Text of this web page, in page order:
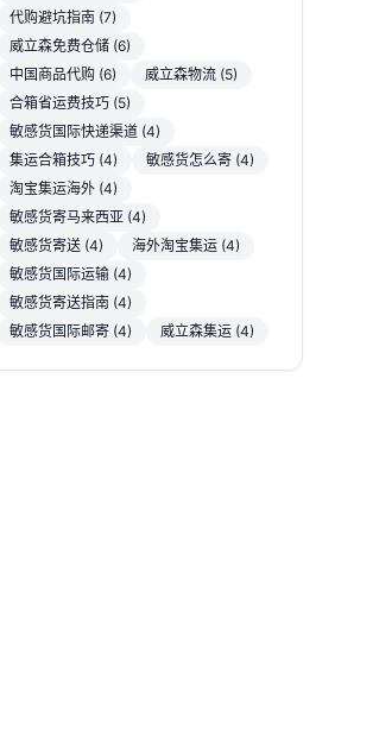
代购避坑指南 (7)
威立森免费仓储 (6)
中国商品代购 (6)
威立森物流 (5)
合箱省运费技巧 (5)
敏感货国际快递渠道 (4)
集运合箱技巧 (4)
敏感货怎么寄 (4)
淘宝集运海外 (4)
敏感货寄马来西亚 (4)
敏感货寄送 (4)
海外淘宝集运 (4)
敏感货国际运输 (4)
敏感货寄送指南 (4)
敏感货国际邮寄 (4)
威立森集运 (4)